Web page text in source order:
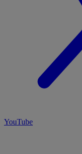
YouTube